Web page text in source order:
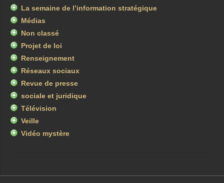
La semaine de l’information stratégique
Médias
Non classé
Projet de loi
Renseignement
Réseaux sociaux
Revue de presse
sociale et juridique
Télévision
Veille
Vidéo mystère